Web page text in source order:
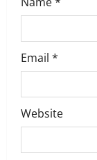
Email *
Website